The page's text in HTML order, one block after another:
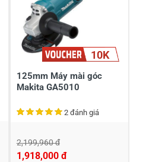
10K
125mm Máy mài góc
Makita GA5010
2 đánh giá
2,199,960 đ
1,918,000 đ